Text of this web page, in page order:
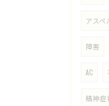
アスペ
障害
AC
精神症